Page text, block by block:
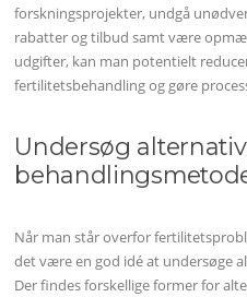
forskningsprojekter, undgå
rabatter og tilbud samt være
udgifter, kan man potentielt
fertilitetsbehandling og gøre
Undersøg
Når man står overfor
det være en god idé at undersøge
Der findes forskellige former for